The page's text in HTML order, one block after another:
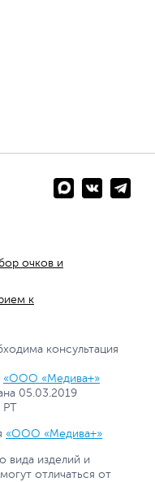
очков и
к
консультация
«ООО «Медива+»
05.03.2019
РТ
«ООО «Медива+»
вида изделий и
отличаться от